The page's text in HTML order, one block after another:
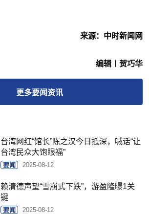
来源：中时新闻网
编辑︱贺巧华
更多要闻资讯
台湾网红“馆长”陈之汉今日抵深，喊话“让
台湾民众大饱眼福”
要闻 2025-08-12
赖清德声望“雪崩式下跌”，游盈隆曝1关
键
要闻 2025-08-12